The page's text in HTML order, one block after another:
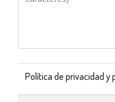
Política de privacidad y